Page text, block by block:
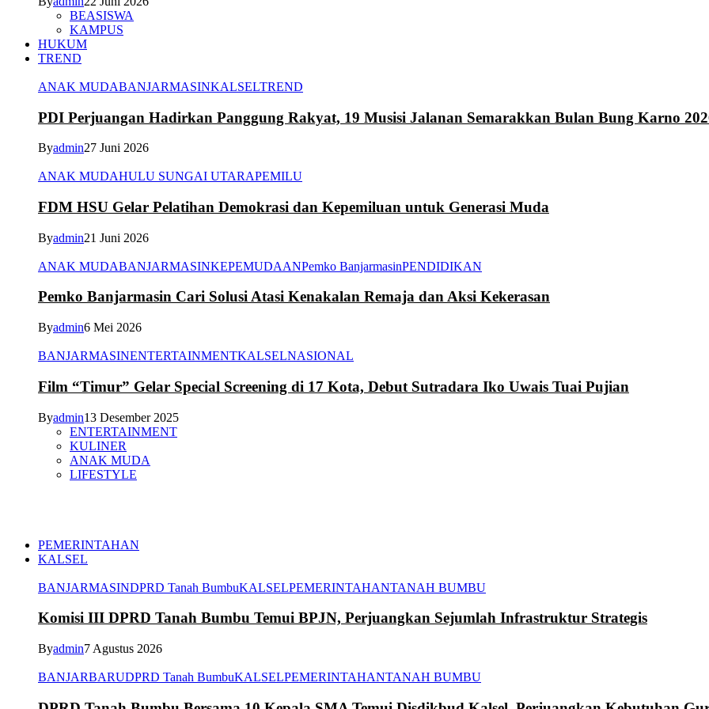
BEASISWA
KAMPUS
HUKUM
TREND
ANAK MUDABANJARMASINKALSELTREND
PDI Perjuangan Hadirkan Panggung Rakyat, 19 Musisi Jalanan Semarakkan Bulan Bung Karno
Byadmin27 Juni 2026
ANAK MUDAHULU SUNGAI UTARAPEMILU
FDM HSU Gelar Pelatihan Demokrasi dan Kepemiluan untuk Generasi Muda
Byadmin21 Juni 2026
ANAK MUDABANJARMASINKEPEMUDAANPemko BanjarmasinPENDIDIKAN
Pemko Banjarmasin Cari Solusi Atasi Kenakalan Remaja dan Aksi Kekerasan
Byadmin6 Mei 2026
BANJARMASINENTERTAINMENTKALSELNASIONAL
Film “Timur” Gelar Special Screening di 17 Kota, Debut Sutradara Iko Uwais Tuai Pujian
Byadmin13 Desember 2025
ENTERTAINMENT
KULINER
ANAK MUDA
LIFESTYLE
PEMERINTAHAN
KALSEL
BANJARMASINDPRD Tanah BumbuKALSELPEMERINTAHANTANAH BUMBU
Komisi III DPRD Tanah Bumbu Temui BPJN, Perjuangkan Sejumlah Infrastruktur Strategis
Byadmin7 Agustus 2026
BANJARBARUDPRD Tanah BumbuKALSELPEMERINTAHANTANAH BUMBU